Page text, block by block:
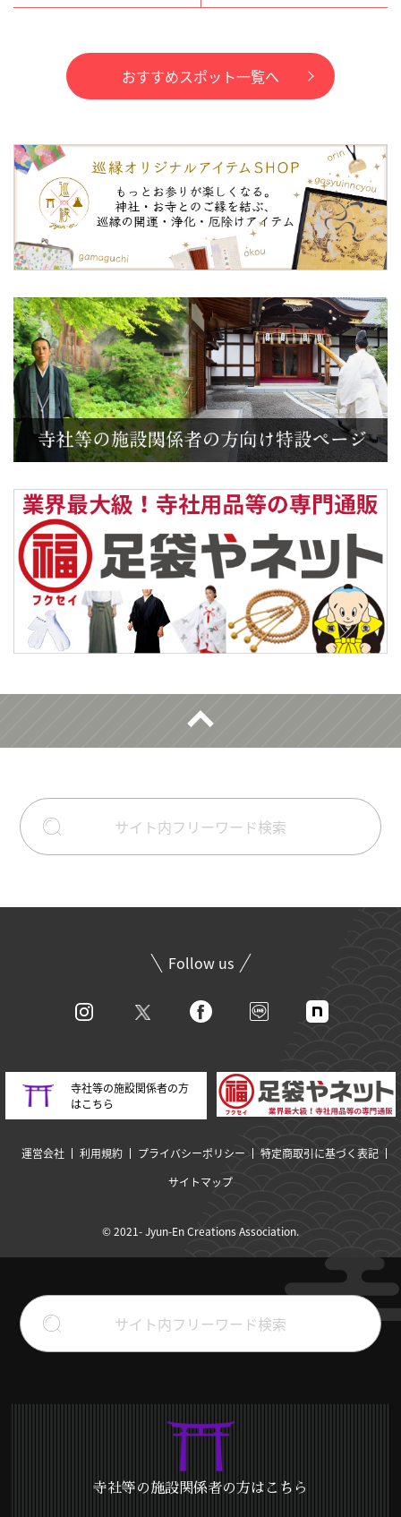
おすすめスポット一覧へ
Follow us
寺社等の施設関係者の方
はこちら
運営会社 利用規約 プライバシーポリシー
特定商取引に基づく表記
サイトマップ
© 2021- Jyun-En Creations Association.
寺社等の施設関係者の方はこちら